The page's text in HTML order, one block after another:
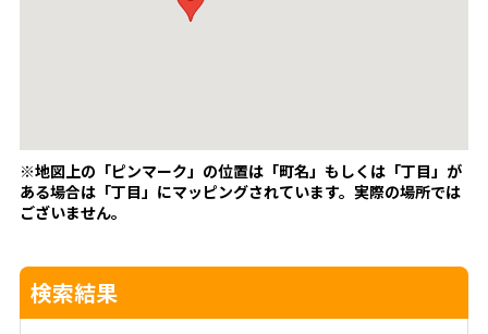
※地図上の「ピンマーク」の位置は「町名」もしくは「丁目」が
ある場合は「丁目」にマッピングされています。 実際の場所では
ございません。
検索結果